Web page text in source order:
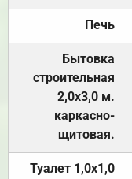
Печь
Бытовка
строительная
2,0х3,0 м.
каркасно-
щитовая.
Туалет 1,0х1,0